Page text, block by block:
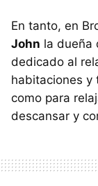
En tanto, en
John la dueña
dedicado al
habitaciones y
como para
descansar y